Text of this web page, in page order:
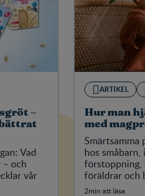
–
Vad
– och
vår
ARTIKEL
Hur man
med
Smärtsamma
hos
förstoppning,
föräldrar och
2min att läsa